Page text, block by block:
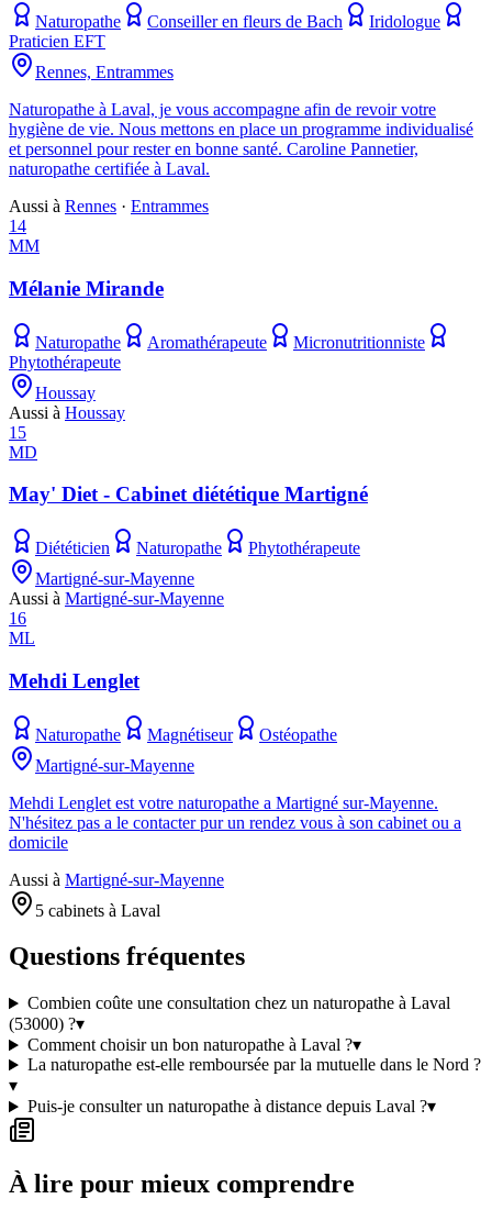
Naturopathe Conseiller en fleurs de Bach
Iridologue
Praticien EFT
Rennes, Entrammes
Naturopathe à Laval, je vous accompagne afin de revoir votre
hygiène de vie. Nous mettons en place un programme individualisé
et personnel pour rester en bonne santé. Caroline Pannetier,
naturopathe certifiée à Laval.
Aussi à Rennes · Entrammes
14
MM
Mélanie Mirande
Naturopathe Aromathérapeute
Micronutritionniste
Phytothérapeute
Houssay
Aussi à Houssay
15
MD
May' Diet - Cabinet diététique Martigné
Diététicien Naturopathe
Phytothérapeute
Martigné-sur-Mayenne
Aussi à Martigné-sur-Mayenne
16
ML
Mehdi Lenglet
Naturopathe Magnétiseur
Ostéopathe
Martigné-sur-Mayenne
Mehdi Lenglet est votre naturopathe a Martigné sur-Mayenne.
N'hésitez pas a le contacter pur un rendez vous à son cabinet ou a
domicile
Aussi à Martigné-sur-Mayenne
5 cabinets à Laval
Questions fréquentes
Combien coûte une consultation chez un naturopathe à Laval
(53000) ?▾
Comment choisir un bon naturopathe à Laval ?▾
La naturopathe est-elle remboursée par la mutuelle dans le Nord ?
▾
Puis-je consulter un naturopathe à distance depuis Laval ?▾
À lire pour mieux comprendre